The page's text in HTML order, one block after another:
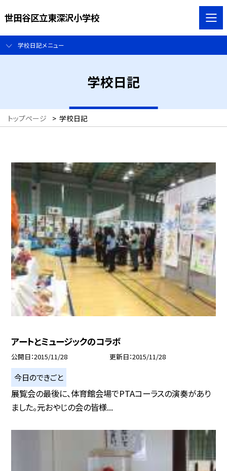
世田谷区立東深沢小学校
学校日記メニュー
学校日記
トップページ > 学校日記
アートとミュージックのコラボ
公開日 2015/11/28 更新日 2015/11/28
今日のできごと
展覧会の最後に、体育館会場でPTAコーラスの演奏があり
ました。元おやじの会の皆様...